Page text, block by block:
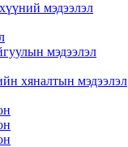
мэдээлэл
мэдээлэл
хяналтын мэдээлэл